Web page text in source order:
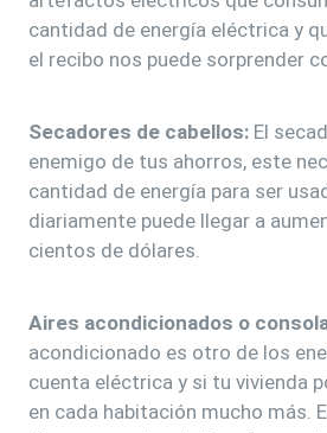
cantidad de energía eléctrica y
el recibo nos puede sorprender
Secadores de cabellos: El
enemigo de tus ahorros, este
cantidad de energía para ser
diariamente puede llegar a
cientos de dólares.
Aires acondicionados o
acondicionado es otro de los
cuenta eléctrica y si tu vivienda
en cada habitación mucho más.